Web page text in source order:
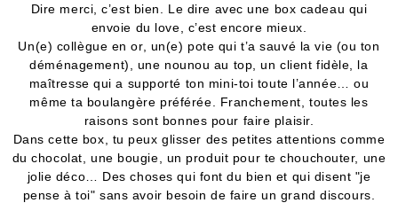
Dire merci, c’est bien. Le dire avec une box cadeau qui
envoie du love, c’est encore mieux.
Un(e) collègue en or, un(e) pote qui t’a sauvé la vie (ou ton
déménagement), une nounou au top, un client fidèle, la
maîtresse qui a supporté ton mini-toi toute l’année… ou
même ta boulangère préférée. Franchement, toutes les
raisons sont bonnes pour faire plaisir.
Dans cette box, tu peux glisser des petites attentions comme
du chocolat, une bougie, un produit pour te chouchouter, une
jolie déco… Des choses qui font du bien et qui disent "je
pense à toi" sans avoir besoin de faire un grand discours.